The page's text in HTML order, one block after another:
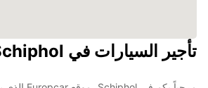
تأجير السيارات في Schiphol